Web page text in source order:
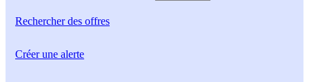
Rechercherdes offres
Créer une alerte